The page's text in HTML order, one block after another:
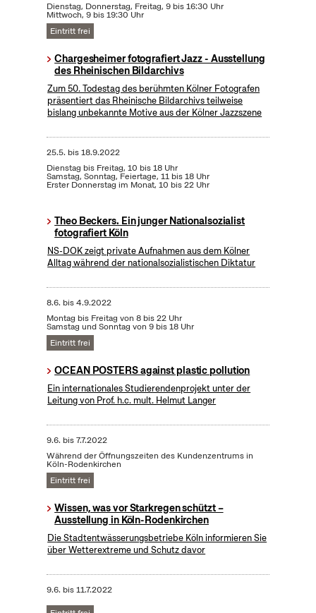
Dienstag, Donnerstag, Freitag, 9 bis 16:30 Uhr
Mittwoch, 9 bis 19:30 Uhr
Eintritt frei
Chargesheimer fotografiert Jazz - Ausstellung
des Rheinischen Bildarchivs
Zum 50. Todestag des berühmten Kölner Fotografen
präsentiert das Rheinische Bildarchivs teilweise
bislang unbekannte Motive aus der Kölner Jazzszene
25.5. bis18.9.2022
Dienstag bis Freitag, 10 bis 18 Uhr
Samstag, Sonntag, Feiertage, 11 bis 18 Uhr
Erster Donnerstag im Monat, 10 bis 22 Uhr
Theo Beckers. Ein junger Nationalsozialist
fotografiert Köln
NS-DOK zeigt private Aufnahmen aus dem Kölner
Alltag während der nationalsozialistischen Diktatur
8.6. bis4.9.2022
Montag bis Freitag von 8 bis 22 Uhr
Samstag und Sonntag von 9 bis 18 Uhr
Eintritt frei
OCEAN POSTERS against plastic pollution
Ein internationales Studierendenprojekt unter der
Leitung von Prof. h.c. mult. Helmut Langer
9.6. bis7.7.2022
Während der Öffnungszeiten des Kundenzentrums in
Köln-Rodenkirchen
Eintritt frei
Wissen, was vor Starkregen schützt –
Ausstellung in Köln-Rodenkirchen
Die Stadtentwässerungsbetriebe Köln informieren Sie
über Wetterextreme und Schutz davor
9.6. bis11.7.2022